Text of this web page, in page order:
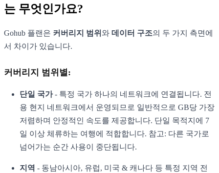
는 무엇인가요?
Gohub 플랜은 커버리지 범위 와 데이터 구조의 두 가지 측면에
서 차이가 있습니다.
커버리지 범위별:
단일 국가- 특정 국가 하나의 네트워크에 연결됩니다. 전
용 현지 네트워크에서 운영되므로 일반적으로 GB당 가장
저렴하며 안정적인 속도를 제공합니다. 단일 목적지에 7
일 이상 체류하는 여행에 적합합니다. 참고: 다른 국가로
넘어가는 순간 사용이 중단됩니다.
지역 - 동남아시아, 유럽, 미국 & 캐나다 등 특정 지역 전